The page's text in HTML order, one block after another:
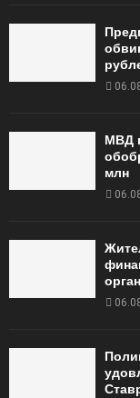
МВД
млн